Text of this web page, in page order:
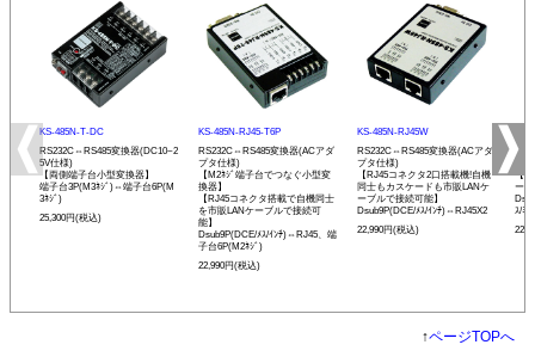
KS-485N-T-DC
RS232C⇔RS485変換器(DC10~2
5V仕様)
【両側端子台小型変換器】
端子台3P(M3ﾈｼﾞ)⇔端子台6P(M
3ﾈｼﾞ)
25,300円(税込)
KS-485N-RJ45-T6P
RS232C⇔RS485変換器(ACアダ
プタ仕様)
【M2ﾈｼﾞ端子台でつなぐ小型変
換器】
【RJ45コネクタ搭載で自機同士
を市販LANケーブルで接続可
能】
Dsub9P(DCE/ﾒｽ/ｲﾝﾁ)⇔RJ45、端
子台6P(M2ﾈｼﾞ)
22,990円(税込)
KS-485N-RJ45W
RS232C⇔RS485変換器(ACアダ
プタ仕様)
【RJ45コネクタ2口搭載機!自機
同士もカスケードも市販LANケ
ーブルで接続可能】
Dsub9P(DCE/ﾒｽ/ｲﾝﾁ)⇔RJ45X2
22,990円(税込)
【
ー
ｽ/ﾐﾘ)
↑ページTOPへ